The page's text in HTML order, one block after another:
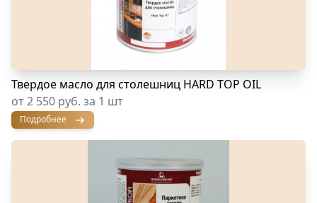
Твердое масло для столешниц HARD TOP OIL
от 2 550 руб. за 1 шт
Подробнее